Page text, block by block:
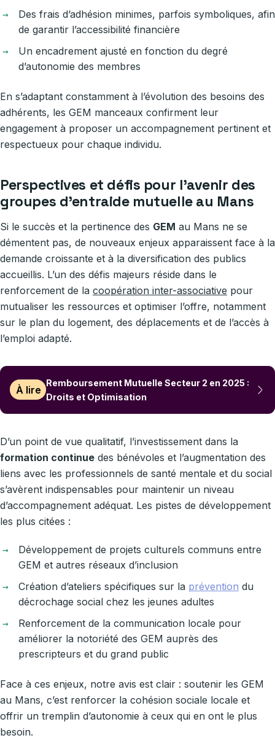
Des frais d’adhésion minimes, parfois symboliques, afin
de garantir l’accessibilité financière
Un encadrement ajusté en fonction du degré
d’autonomie des membres
En s’adaptant constamment à l’évolution des besoins des
adhérents, les GEM manceaux confirment leur
engagement à proposer un accompagnement pertinent et
respectueux pour chaque individu.
Perspectives et défis pour l’avenir des
groupes d’entraide mutuelle au Mans
Si le succès et la pertinence des GEM au Mans ne se
démentent pas, de nouveaux enjeux apparaissent face à la
demande croissante et à la diversification des publics
accueillis. L’un des défis majeurs réside dans le
renforcement de la coopération inter-associative pour
mutualiser les ressources et optimiser l’offre, notamment
sur le plan du logement, des déplacements et de l’accès à
l’emploi adapté.
À lire
Remboursement Mutuelle Secteur 2 en 2025 :
Droits et Optimisation
D’un point de vue qualitatif, l’investissement dans la
formation continue des bénévoles et l’augmentation des
liens avec les professionnels de santé mentale et du social
s’avèrent indispensables pour maintenir un niveau
d’accompagnement adéquat. Les pistes de développement
les plus citées :
Développement de projets culturels communs entre
GEM et autres réseaux d’inclusion
Création d’ateliers spécifiques sur la prévention du
décrochage social chez les jeunes adultes
Renforcement de la communication locale pour
améliorer la notoriété des GEM auprès des
prescripteurs et du grand public
Face à ces enjeux, notre avis est clair : soutenir les GEM
au Mans, c’est renforcer la cohésion sociale locale et
offrir un tremplin d’autonomie à ceux qui en ont le plus
besoin.